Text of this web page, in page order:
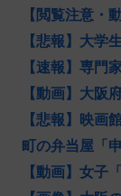
【閲覧注意・
【悲報】大学
【速報】専門
【動画】大阪
【悲報】映画
町の弁当屋「
【動画】女子